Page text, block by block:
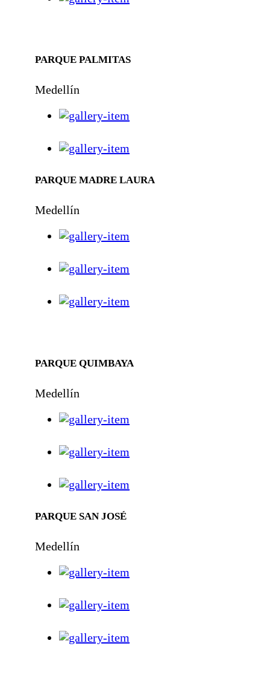
PARQUE PALMITAS
Medellín
PARQUE MADRE LAURA
Medellín
PARQUE QUIMBAYA
Medellín
PARQUE SAN JOSÉ
Medellín